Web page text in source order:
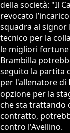
della società: "Il
revocato
squadra al signor
tecnico per la
le migliori
Brambilla
seguito la partita
per l'allenatore di
opzione per la
che sta trattando
contratto,
contro l'Avellino.